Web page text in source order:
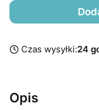
Czas wysyłki:24
Opis